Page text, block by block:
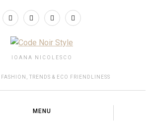
IOANA NICOLESCO
FASHION, TRENDS & ECO FRIENDLINESS
MENU